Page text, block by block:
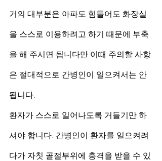
거의 대부분은 아파도 힘들어도 화장실
을 스스로 이용하려고 하기 때문에 부축
을 해 주시면 됩니다만 이때 주의할 사항
은 절대적으로 간병인이 일으켜서는 안
됩니다.
환자가 스스로 일어나도록 거들기만 하
셔야 합니다. 간병인이 환자를 일으켜려
다가 자칫 골절부위에 충격을 받을 수 있